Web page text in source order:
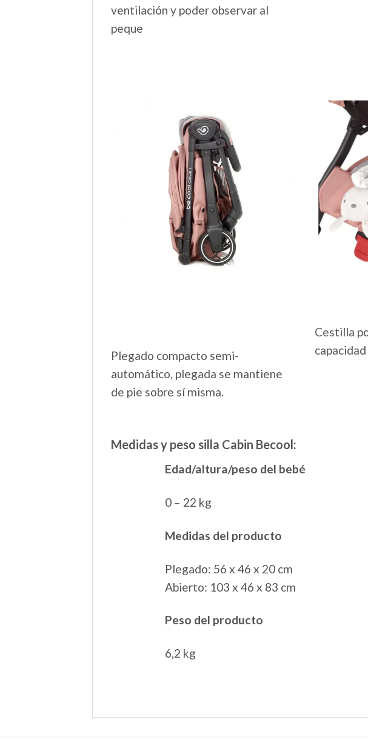
ventilación y poder observar al
peque
Plegado compacto semi-
automático, plegada se mantiene
de pie sobre sí misma.
Cestilla
Medidas y peso silla Cabin Becool:
Edad/altura/peso del bebé
0 – 22 kg
Medidas del producto
Plegado: 56 x 46 x 20 cm
Abierto: 103 x 46 x 83 cm
Peso del producto
6,2 kg